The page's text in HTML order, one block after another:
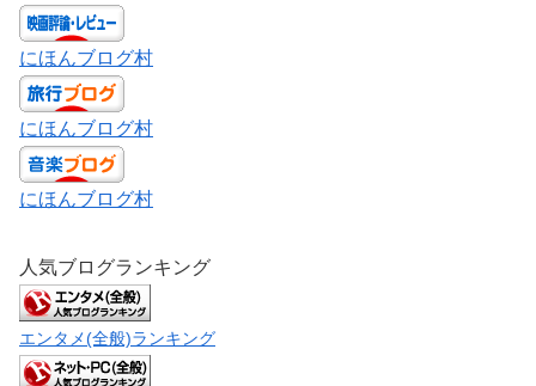
にほんブログ村
にほんブログ村
にほんブログ村
人気ブログランキング
エンタメ(全般)ランキング